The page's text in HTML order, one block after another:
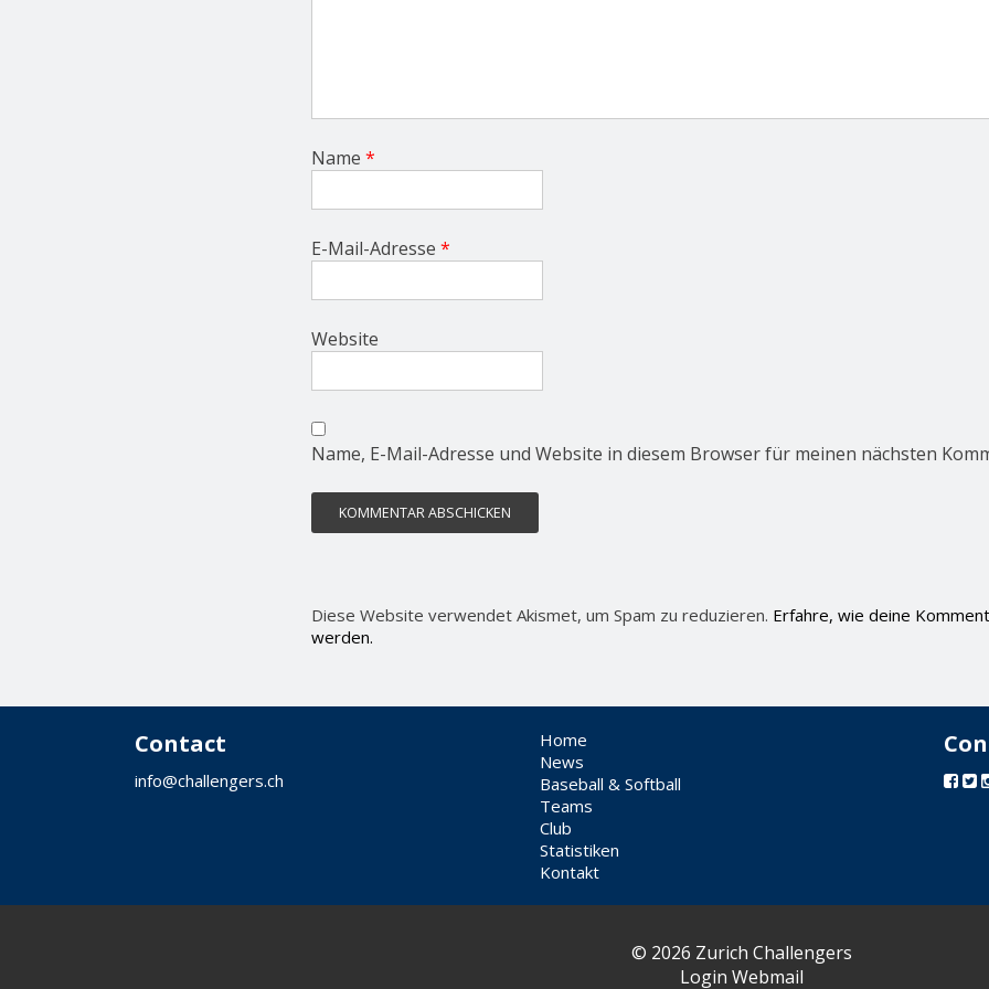
Name *
E-Mail-Adresse *
Website
Name, E-Mail-Adresse und Website in diesem Browser für meinen nächsten
Diese Website verwendet Akismet, um Spam zu reduzieren. Erfahre, wie deine
werden.
Contact
info@challengers.ch
Home
News
Baseball & Softball
Teams
Club
Statistiken
Kontakt
© 2026 Zurich Challengers
Login Webmail